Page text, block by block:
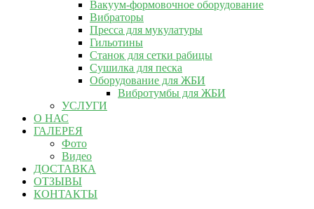
Вакуум-формовочное оборудование
Вибраторы
Пресса для мукулатуры
Гильотины
Станок для сетки рабицы
Сушилка для песка
Оборудование для ЖБИ
Вибротумбы для ЖБИ
УСЛУГИ
О НАС
ГАЛЕРЕЯ
Фото
Видео
ДОСТАВКА
ОТЗЫВЫ
КОНТАКТЫ